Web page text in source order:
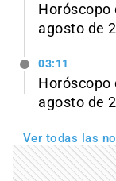
Horóscopo
agosto de
03:11
Horóscopo
agosto de
Ver todas las